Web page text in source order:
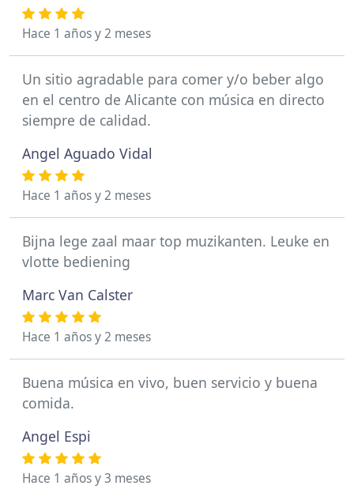
Hace 1 años y 2 meses
Un sitio agradable para comer y/o beber algo
en el centro de Alicante con música en directo
siempre de calidad.
Angel Aguado Vidal
Hace 1 años y 2 meses
Bijna lege zaal maar top muzikanten. Leuke en
vlotte bediening
Marc Van Calster
Hace 1 años y 2 meses
Buena música en vivo, buen servicio y buena
comida.
Angel Espi
Hace 1 años y 3 meses